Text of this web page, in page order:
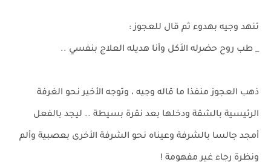
تنهد وجيه بهدوء ثم قال للعجوز :
_ طب روح حضرله الأكل وأنا هديله العلاج بنفسي ..
ذهب العجوز منفذا ما قاله وجيه ، وتوجه الأخير نحو الغرفة
الرئيسية بالشقة ودخلها بعد نقرة بسيطة .. ليجد بالفعل
أمجد جالسا بالشرفة وعيناه نحو الشرفة الأخرى بعصبية وألم
ونظرة رجاء غير مفهومة !